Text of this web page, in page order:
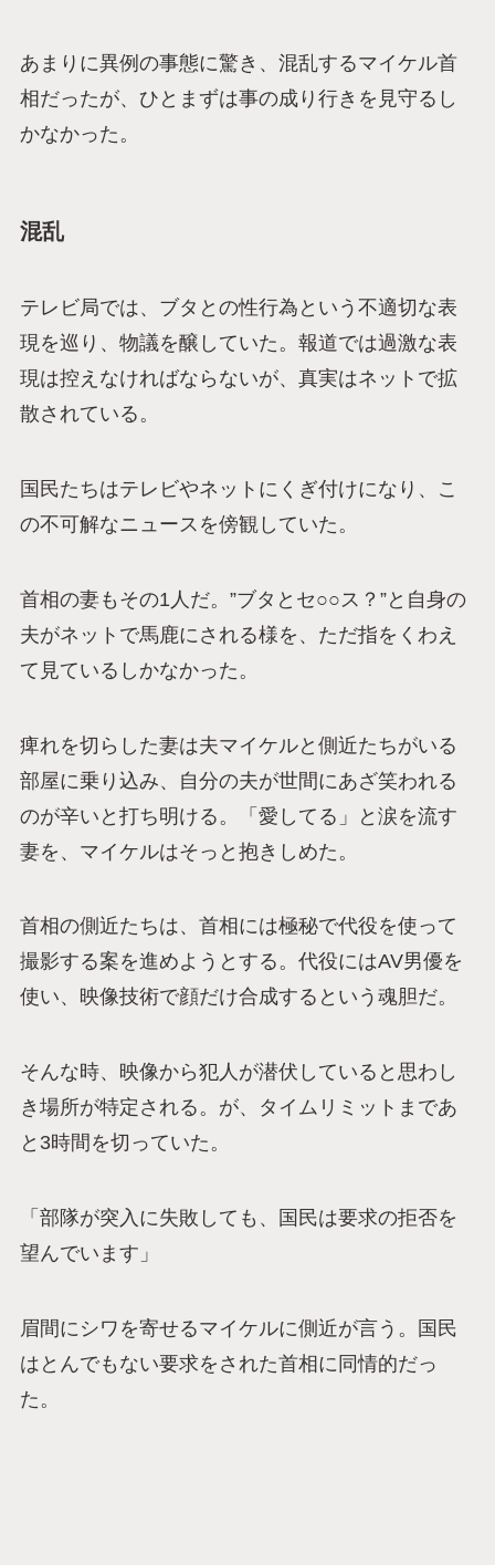
あまりに異例の事態に驚き、混乱するマイケル首
相だったが、ひとまずは事の成り行きを見守るし
かなかった。
混乱
テレビ局では、ブタとの性行為という不適切な表
現を巡り、物議を醸していた。報道では過激な表
現は控えなければならないが、真実はネットで拡
散されている。
国民たちはテレビやネットにくぎ付けになり、こ
の不可解なニュースを傍観していた。
首相の妻もその1人だ。”ブタとセ○○ス？”と自身の
夫がネットで馬鹿にされる様を、ただ指をくわえ
て見ているしかなかった。
痺れを切らした妻は夫マイケルと側近たちがいる
部屋に乗り込み、自分の夫が世間にあざ笑われる
のが辛いと打ち明ける。「愛してる」と涙を流す
妻を、マイケルはそっと抱きしめた。
首相の側近たちは、首相には極秘で代役を使って
撮影する案を進めようとする。代役にはAV男優を
使い、映像技術で顔だけ合成するという魂胆だ。
そんな時、映像から犯人が潜伏していると思わし
き場所が特定される。が、タイムリミットまであ
と3時間を切っていた。
「部隊が突入に失敗しても、国民は要求の拒否を
望んでいます」
眉間にシワを寄せるマイケルに側近が言う。国民
はとんでもない要求をされた首相に同情的だっ
た。